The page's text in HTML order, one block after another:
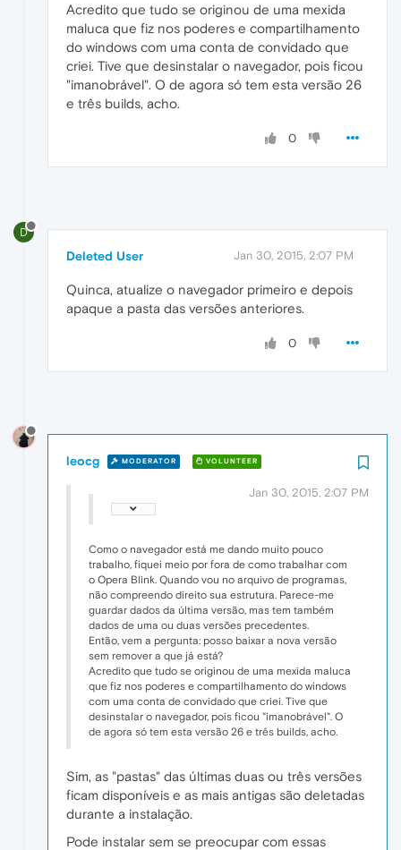
Acredito que tudo se originou de uma mexida
maluca que fiz nos poderes e compartilhamento
do windows com uma conta de convidado que
criei. Tive que desinstalar o navegador, pois ficou
"imanobrável". O de agora só tem esta versão 26
e três builds, acho.
0
D
Deleted User Jan 30, 2015, 2:07 PM
Quinca, atualize o navegador primeiro e depois
apaque a pasta das versões anteriores.
0
leocg MODERATOR VOLUNTEER
Jan 30, 2015, 2:07 PM
Como o navegador está me dando muito pouco
trabalho, fiquei meio por fora de como trabalhar com
o Opera Blink. Quando vou no arquivo de programas,
não compreendo direito sua estrutura. Parece-me
guardar dados da última versão, mas tem também
dados de uma ou duas versões precedentes.
Então, vem a pergunta: posso baixar a nova versão
sem remover a que já está?
Acredito que tudo se originou de uma mexida maluca
que fiz nos poderes e compartilhamento do windows
com uma conta de convidado que criei. Tive que
desinstalar o navegador, pois ficou "imanobrável". O
de agora só tem esta versão 26 e três builds, acho.
Sim, as "pastas" das últimas duas ou três versões
ficam disponíveis e as mais antigas são deletadas
durante a instalação.
Pode instalar sem se preocupar com essas